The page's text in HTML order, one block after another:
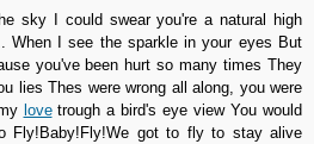
sky I could swear you're a natural high
When I see the sparkle in your eyes But
you've been hurt so many times They
lies Thes were wrong all along, you were
lovetrough a bird's eye view You would
Fly!Baby!Fly!We got to fly to stay alive